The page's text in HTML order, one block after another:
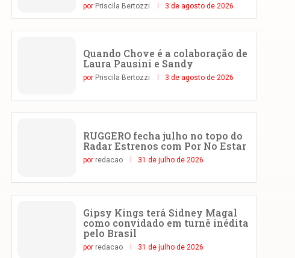
por Priscila Bertozzi 3 de agosto de 2026
Quando Chove é a colaboração de
Laura Pausini e Sandy
por Priscila Bertozzi 3 de agosto de 2026
RUGGERO fecha julho no topo do
Radar Estrenos com Por No Estar
por redacao 31 de julho de 2026
Gipsy Kings terá Sidney Magal
como convidado em turnê inédita
pelo Brasil
por redacao 31 de julho de 2026